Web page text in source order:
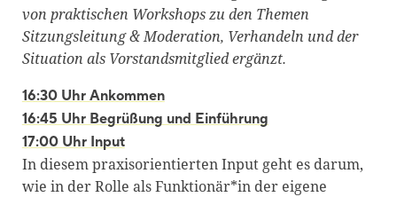
von praktischen Workshops zu den Themen
Sitzungsleitung & Moderation, Verhandeln und der
Situation als Vorstandsmitglied ergänzt.
16:30 Uhr Ankommen
16:45 Uhr Begrüßung und Einführung
17:00 Uhr Input
In diesem praxisorientierten Input geht es darum,
wie in der Rolle als Funktionär*in der eigene